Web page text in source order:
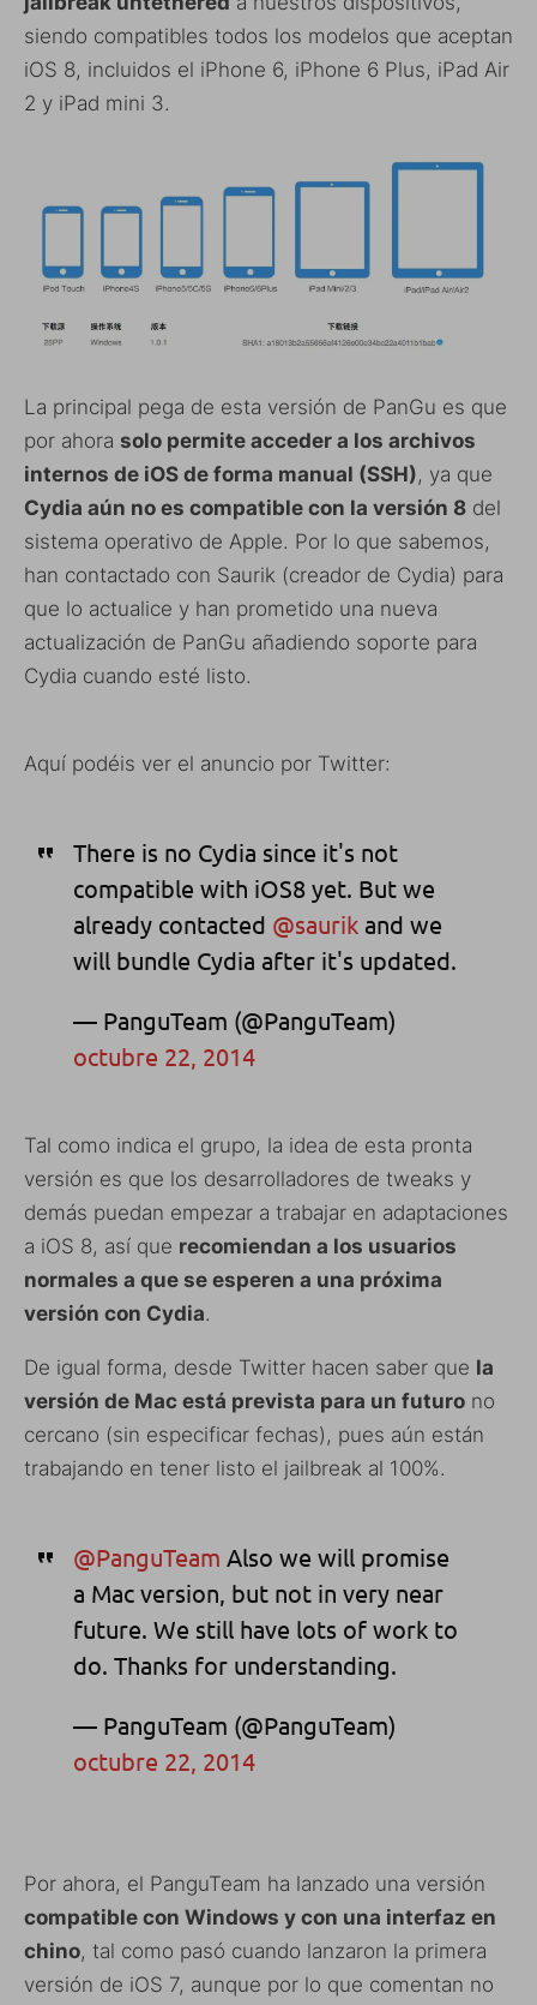
siendo compatibles todos los modelos que aceptan
iOS 8, incluidos el iPhone 6, iPhone 6 Plus, iPad Air
2 y iPad mini 3.
La principal pega de esta versión de PanGu es que
por ahora solo permite acceder a los archivos
internos de iOS de forma manual (SSH), ya que
Cydia aún no es compatible con la versión 8 del
sistema operativo de Apple. Por lo que sabemos,
han contactado con Saurik (creador de Cydia) para
que lo actualice y han prometido una nueva
actualización de PanGu añadiendo soporte para
Cydia cuando esté listo.
Aquí podéis ver el anuncio por Twitter:
There is no Cydia since it's not
compatible with iOS8 yet. But we
already contacted @saurikand we
will bundle Cydia after it's updated.
— PanguTeam (@PanguTeam)
octubre 22, 2014
Tal como indica el grupo, la idea de esta pronta
versión es que los desarrolladores de tweaks y
demás puedan empezar a trabajar en adaptaciones
a iOS 8, así que recomiendan a los usuarios
normales a que se esperen a una próxima
versión con Cydia.
De igual forma, desde Twitter hacen saber que la
versión de Mac está prevista para un futuro no
cercano (sin especificar fechas), pues aún están
trabajando en tener listo el jailbreak al 100%.
@PanguTeam Also we will promise
a Mac version, but not in very near
future. We still have lots of work to
do. Thanks for understanding.
— PanguTeam (@PanguTeam)
octubre 22, 2014
Por ahora, el PanguTeam ha lanzado una versión
compatible con Windows y con una interfaz en
chino, tal como pasó cuando lanzaron la primera
versión de iOS 7, aunque por lo que comentan no